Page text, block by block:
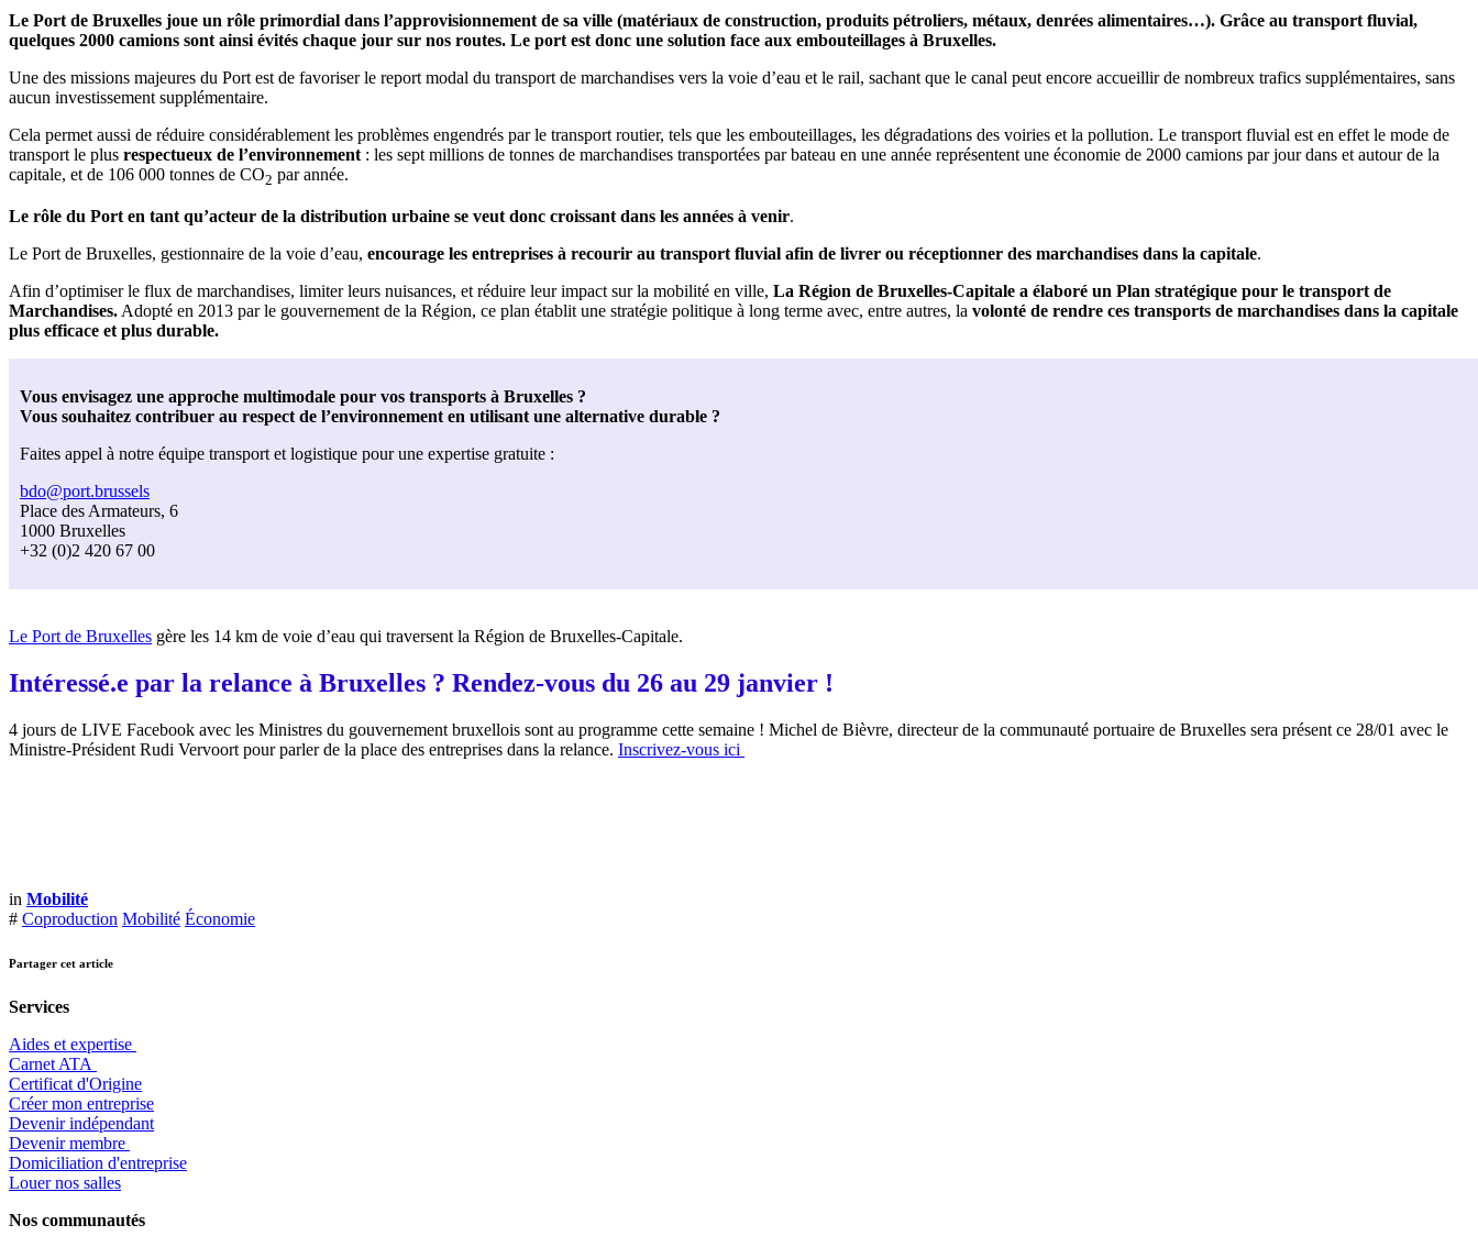
Le Port de Bruxelles joue un rôle primordial dans l’approvisionnement de sa ville (matériaux de construction, produits pétroliers, métaux, denrées alimentaires…). Grâce au transport fluvial,
quelques 2000 camions sont ainsi évités chaque jour sur nos routes. Le port est donc une solution face aux embouteillages à Bruxelles.
Une des missions majeures du Port est de favoriser le report modal du transport de marchandises vers la voie d’eau et le rail, sachant que le canal peut encore accueillir de nombreux trafics supplémentaires, sans
aucun investissement supplémentaire.
Cela permet aussi de réduire considérablement les problèmes engendrés par le transport routier, tels que les embouteillages, les dégradations des voiries et la pollution. Le transport fluvial est en effet le mode de
transport le plus respectueux de l’environnement : les sept millions de tonnes de marchandises transportées par bateau en une année représentent une économie de 2000 camions par jour dans et autour de la
capitale, et de 106 000 tonnes de CO2 par année.
Le rôle du Port en tant qu’acteur de la distribution urbaine se veut donc croissant dans les années à venir.
Le Port de Bruxelles, gestionnaire de la voie d’eau, encourage les entreprises à recourir au transport fluvial afin de livrer ou réceptionner des marchandises dans la capitale.
Afin d’optimiser le flux de marchandises, limiter leurs nuisances, et réduire leur impact sur la mobilité en ville, La Région de Bruxelles-Capitale a élaboré un Plan stratégique pour le transport de
Marchandises. Adopté en 2013 par le gouvernement de la Région, ce plan établit une stratégie politique à long terme avec, entre autres, la volonté de rendre ces transports de marchandises dans la capitale
plus efficace et plus durable.
Vous envisagez une approche multimodale pour vos transports à Bruxelles ?
Vous souhaitez contribuer au respect de l’environnement en utilisant une alternative durable ?
Faites appel à notre équipe transport et logistique pour une expertise gratuite :
bdo@port.brussels
Place des Armateurs, 6
1000 Bruxelles
+32 (0)2 420 67 00
Le Port de Bruxelles gère les 14 km de voie d’eau qui traversent la Région de Bruxelles-Capitale.
Intéressé.e par la relance à Bruxelles ? Rendez-vous du 26 au 29 janvier !
4 jours de LIVE Facebook avec les Ministres du gouvernement bruxellois sont au programme cette semaine ! Michel de Bièvre, directeur de la communauté portuaire de Bruxelles sera présent ce 28/01 avec le
Ministre-Président Rudi Vervoort pour parler de la place des entreprises dans la relance. Inscrivez-vous ici
in Mobilité
# Coproduction Mobilité Économie
Partager cet article
Services
Aides et expertise
​Carnet ATA
Certificat d'Origine
Créer mon entreprise
Devenir indépendant
Devenir membre
​Domiciliation d'entreprise
Louer nos salles
Nos communautés